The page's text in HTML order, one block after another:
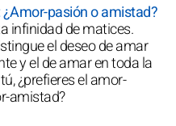
pasión o amistad?
infinidad de matices.
el deseo de amar
y el de amar en toda la
¿prefieres el amor-
amistad?